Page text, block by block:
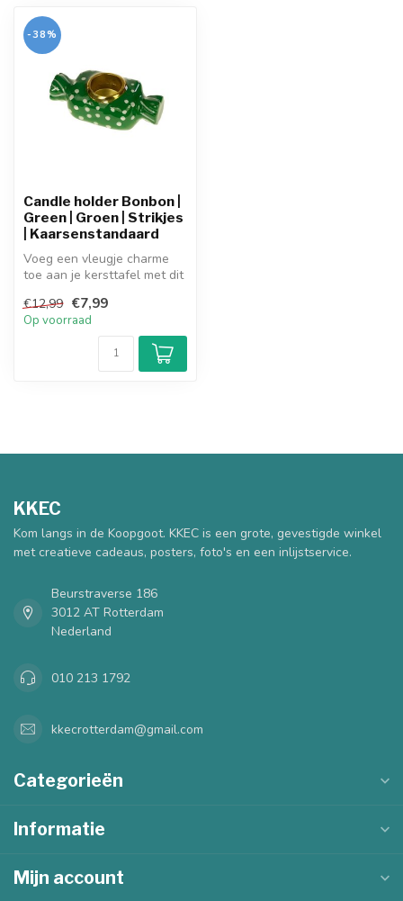
-38%
Candle holder Bonbon |
Green | Groen | Strikjes
| Kaarsenstandaard
Voeg een vleugje charme
toe aan je kersttafel met dit
kaarsenstandaard...
€12,99 €7,99
Op voorraad
KKEC
Kom langs in de Koopgoot. KKEC is een grote, gevestigde winkel
met creatieve cadeaus, posters, foto's en een inlijstservice.
Beurstraverse 186
3012 AT Rotterdam
Nederland
010 213 1792
kkecrotterdam@gmail.com
Categorieën
Informatie
Mijn account